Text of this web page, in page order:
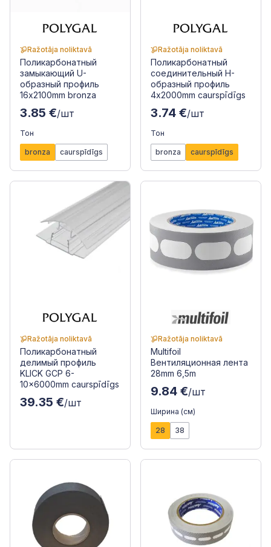
Ražotāja noliktavā
Поликарбонатный
замыкающий U-
образный профиль
16x2100mm bronza
3.85 €/шт
Тон
bronza caurspīdīgs
Ražotāja noliktavā
Поликарбонатный
соединительный H-
образный профиль
4x2000mm caurspīdīgs
3.74 €/шт
Тон
bronza caurspīdīgs
Ražotāja noliktavā
Поликарбонатный
делимый профиль
KLICK GCP 6-
10x6000mm caurspīdīgs
39.35 €/шт
Ražotāja noliktavā
Multifoil
Вентиляционная лента
28mm 6,5m
9.84 €/шт
Ширина (см)
28 38